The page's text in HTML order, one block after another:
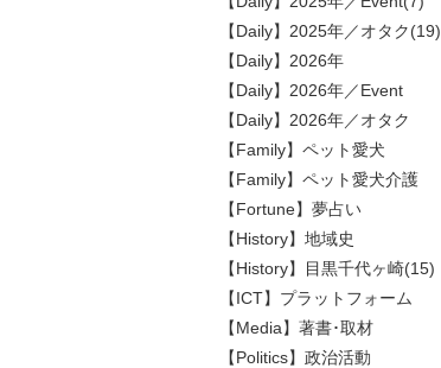
【Daily】2025年／オタク(19)
【Daily】2026年
【Daily】2026年／Event
【Daily】2026年／オタク
【Family】ペット愛犬
【Family】ペット愛犬介護
【Fortune】夢占い
【History】地域史
【History】目黒千代ヶ崎(15)
【ICT】プラットフォーム
【Media】著書･取材
【Politics】政治活動